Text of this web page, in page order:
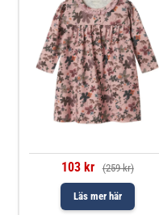
103 kr (259 kr)
Läs mer här